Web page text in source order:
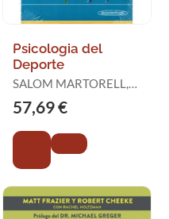
Psicologia del
Deporte
SALOM MARTORELL,
57,69 €